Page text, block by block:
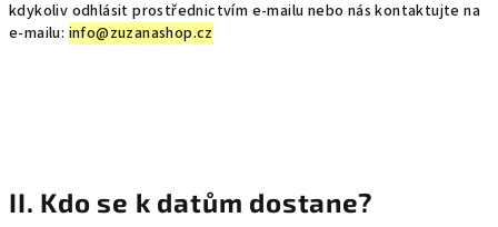
kdykoliv odhlásit prostřednictvím e-mailu nebo nás kontaktujte na
e-mailu: info@zuzanashop.cz
II. Kdo se k datům dostane?